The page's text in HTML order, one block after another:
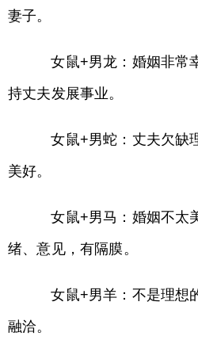
妻子。
女鼠+男龙：婚姻非常
持丈夫发展事业。
女鼠+男蛇：丈夫欠缺
美好。
女鼠+男马：婚姻不太
绪、意见，有隔膜。
女鼠+男羊：不是理想
融洽。